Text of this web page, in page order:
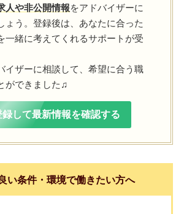
人や非公開情報をアドバイザーに
ょう。登録後は、あなたに合った
一緒に考えてくれるサポートが受
イザーに相談して、希望に合う職
ができました♫
録して最新情報を確認する
い条件・環境で働きたい方へ